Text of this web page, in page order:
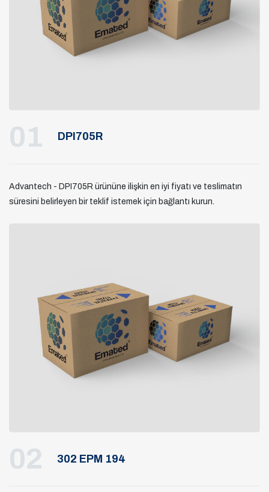
01 DPI705R
Advantech - DPI705R ürününe ilişkin en iyi fiyatı ve teslimatın
süresini belirleyen bir teklif istemek için bağlantı kurun.
02 302 EPM 194